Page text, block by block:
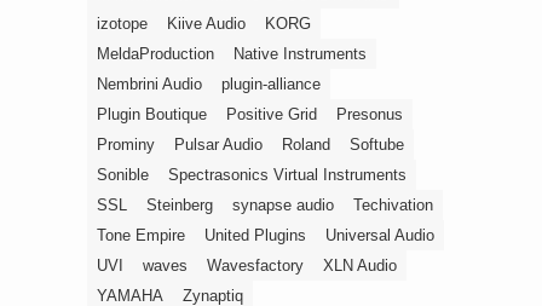
izotope
Kiive Audio
KORG
MeldaProduction
Native Instruments
Nembrini Audio
plugin-alliance
Plugin Boutique
Positive Grid
Presonus
Prominy
Pulsar Audio Roland
Softube
Sonible
Spectrasonics Virtual Instruments
SSL
Steinberg synapse audio
Techivation
Tone Empire
United Plugins
Universal Audio
UVI
waves Wavesfactory
XLN Audio
YAMAHA
Zynaptiq